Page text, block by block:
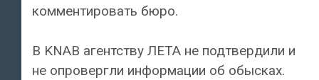
комментировать бюро.
В KNAB агентству ЛЕТА не подтвердили и
не опровергли информации об обысках.